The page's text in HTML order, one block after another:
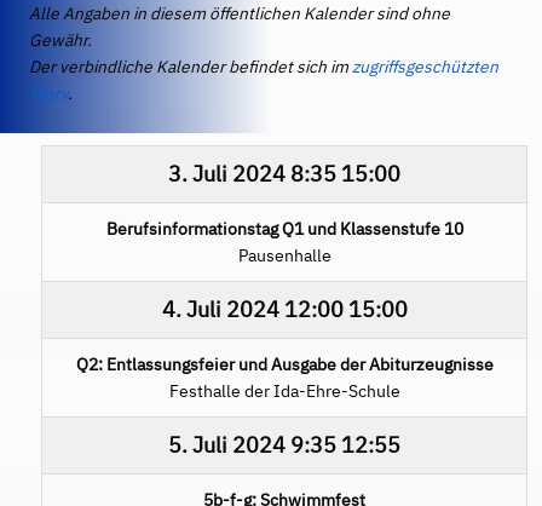
Alle Angaben in diesem öffentlichen Kalender sind ohne
Gewähr.
Der verbindliche Kalender befindet sich imzugriffsgeschützten
IServ.
3. Juli 2024 8:35 15:00
Berufsinformationstag Q1 und Klassenstufe 10
Pausenhalle
4. Juli 202412:00 15:00
Q2: Entlassungsfeier und Ausgabe der Abiturzeugnisse
Festhalle der Ida-Ehre-Schule
5. Juli 2024 9:35 12:55
5b-f-g: Schwimmfest